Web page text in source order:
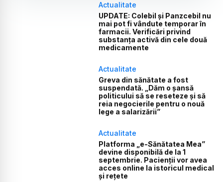
Actualitate
UPDATE: Colebil și Panzcebil nu
mai pot fi vândute temporar în
farmacii. Verificări privind
substanța activă din cele două
medicamente
Actualitate
Greva din sănătate a fost
suspendată. „Dăm o șansă
politicului să se reseteze și să
reia negocierile pentru o nouă
lege a salarizării”
Actualitate
Platforma „e-Sănătatea Mea”
devine disponibilă de la 1
septembrie. Pacienții vor avea
acces online la istoricul medical
și rețete